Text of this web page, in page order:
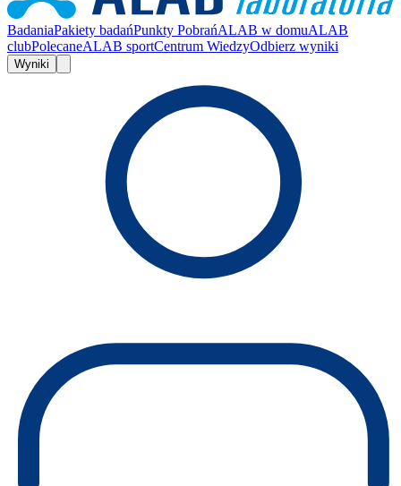
BadaniaPakiety badańPunkty PobrańALAB w domuALAB
clubPolecaneALAB sportCentrum WiedzyOdbierz wyniki
Wyniki